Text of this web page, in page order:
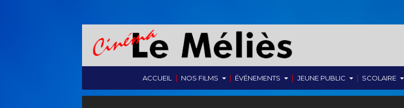
ACCUEIL | NOS FILMS | ÉVÉNEMENTS | JEUNE PUBLIC | SCOLAIRE